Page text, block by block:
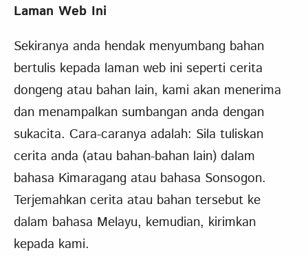
Laman Web Ini
Sekiranya anda hendak menyumbang bahan
bertulis kepada laman web ini seperti cerita
dongeng atau bahan lain, kami akan menerima
dan menampalkan sumbangan anda dengan
sukacita. Cara-caranya adalah: Sila tuliskan
cerita anda (atau bahan-bahan lain) dalam
bahasa Kimaragang atau bahasa Sonsogon.
Terjemahkan cerita atau bahan tersebut ke
dalam bahasa Melayu, kemudian, kirimkan
kepada kami.